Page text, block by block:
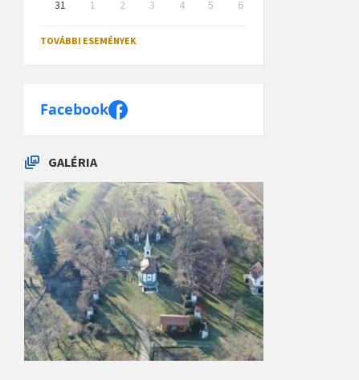
31
1 2 3 4 5
6
calendar
TOVÁBBI ESEMÉNYEK
Facebook
GALÉRIA